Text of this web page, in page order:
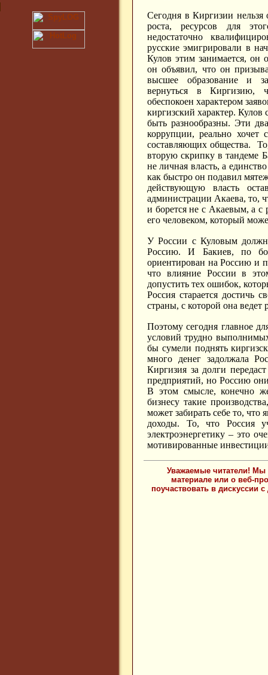
Сегодня в Киргизии нельзя
роста, ресурсов для
недостаточно
русские эмигрировали в
Кулов этим занимается, он
он объявил, что он
высшее образование и
вернуться в Киргизию,
обеспокоен характером
киргизский характер. Кулов
быть разнообразны. Эти
коррупции, реально хочет
составляющих общества.
вторую скрипку в тандеме
не личная власть, а
как быстро он подавил
действующую власть
администрации Акаева, то,
и борется не с Акаевым, а с
его человеком, который
У России с Куловым
Россию. И Бакиев, по
ориентирован на Россию и
что влияние России в
допустить тех ошибок,
Россия старается достичь
страны, с которой она ведет
Поэтому сегодня главное
условий трудно
бы сумели поднять
много денег задолжала
Киргизия за долги
предприятий, но Россию
В этом смысле, конечно
бизнесу такие
может забирать себе то,
доходы. То, что Россия
электроэнергетику – это
мотивированные
Уважаемые читатели! Мы
материале или о веб-
поучаствовать в дискуссии